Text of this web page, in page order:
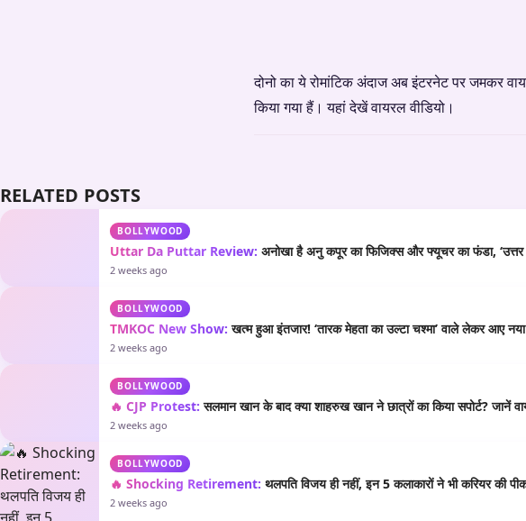
दोनो का ये रोमांटिक अंदाज अब इंटरनेट पर जमकर
किया गया हैं। यहां देखें वायरल वीडियो।
RELATED POSTS
BOLLYWOOD
Uttar Da Puttar Review: अनोखा है अनु कपूर का फिजिक्स और फ्यूचर का फंडा, ‘उत्तर
2 weeks ago
BOLLYWOOD
TMKOC New Show: खत्म हुआ इंतजार! ‘तारक मेहता का उल्टा चश्मा’ वाले लेकर आए
2 weeks ago
BOLLYWOOD
🔥 CJP Protest: सलमान खान के बाद क्या शाहरुख खान ने छात्रों का किया सपोर्ट? जानें
2 weeks ago
BOLLYWOOD
🔥 Shocking Retirement: थलपति विजय ही नहीं, इन 5 कलाकारों ने भी करियर की
2 weeks ago